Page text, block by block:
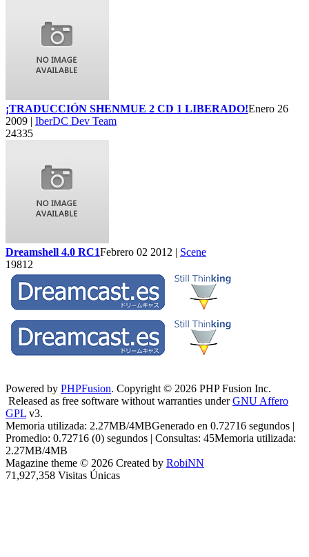
¡TRADUCCIÓN SHENMUE 2 CD 1 LIBERADO!Enero 26
2009 | IberDC Dev Team
24335
Dreamshell 4.0 RC1Febrero 02 2012 | Scene
19812
Powered by PHPFusion. Copyright © 2026 PHP Fusion Inc.
Released as free software without warranties underGNU Affero
GPL v3.
Memoria utilizada: 2.27MB/4MBGenerado en 0.72716 segundos |
Promedio: 0.72716 (0) segundos | Consultas: 45Memoria utilizada:
2.27MB/4MB
Magazine theme © 2026 Created by RobiNN
71,927,358 Visitas Únicas